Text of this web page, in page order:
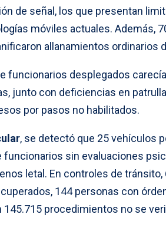
de señal, los que presentan
móviles actuales. Además,
allanamientos ordinarios
funcionarios desplegados
junto con deficiencias en
por pasos no habilitados.
, se detectó que 25 vehículos
funcionarios sin evaluaciones
letal. En controles de tránsito,
144 personas con
procedimientos no se